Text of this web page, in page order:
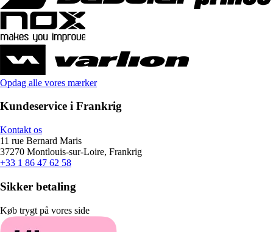
Opdag alle vores mærker
Kundeservice i Frankrig
Kontakt os
11 rue Bernard Maris
37270 Montlouis-sur-Loire, Frankrig
+33 1 86 47 62 58
Sikker betaling
Køb trygt på vores side